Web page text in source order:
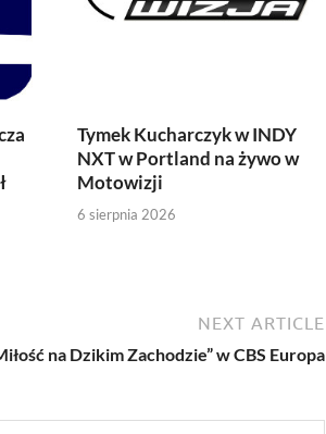
Tymek Kucharczyk w INDY
NXT w Portland na żywo w
Motowizji
6 sierpnia 2026
NEXT ARTICLE
na Dzikim Zachodzie” w CBS Europa